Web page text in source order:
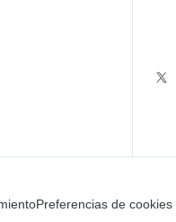
Preferencias de cookies